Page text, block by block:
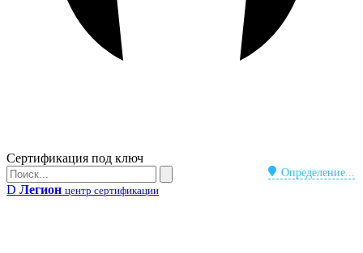
Бейдж
Сертификация под ключ
Определение...
Поиск
Поиск
D Легион центр сертификации